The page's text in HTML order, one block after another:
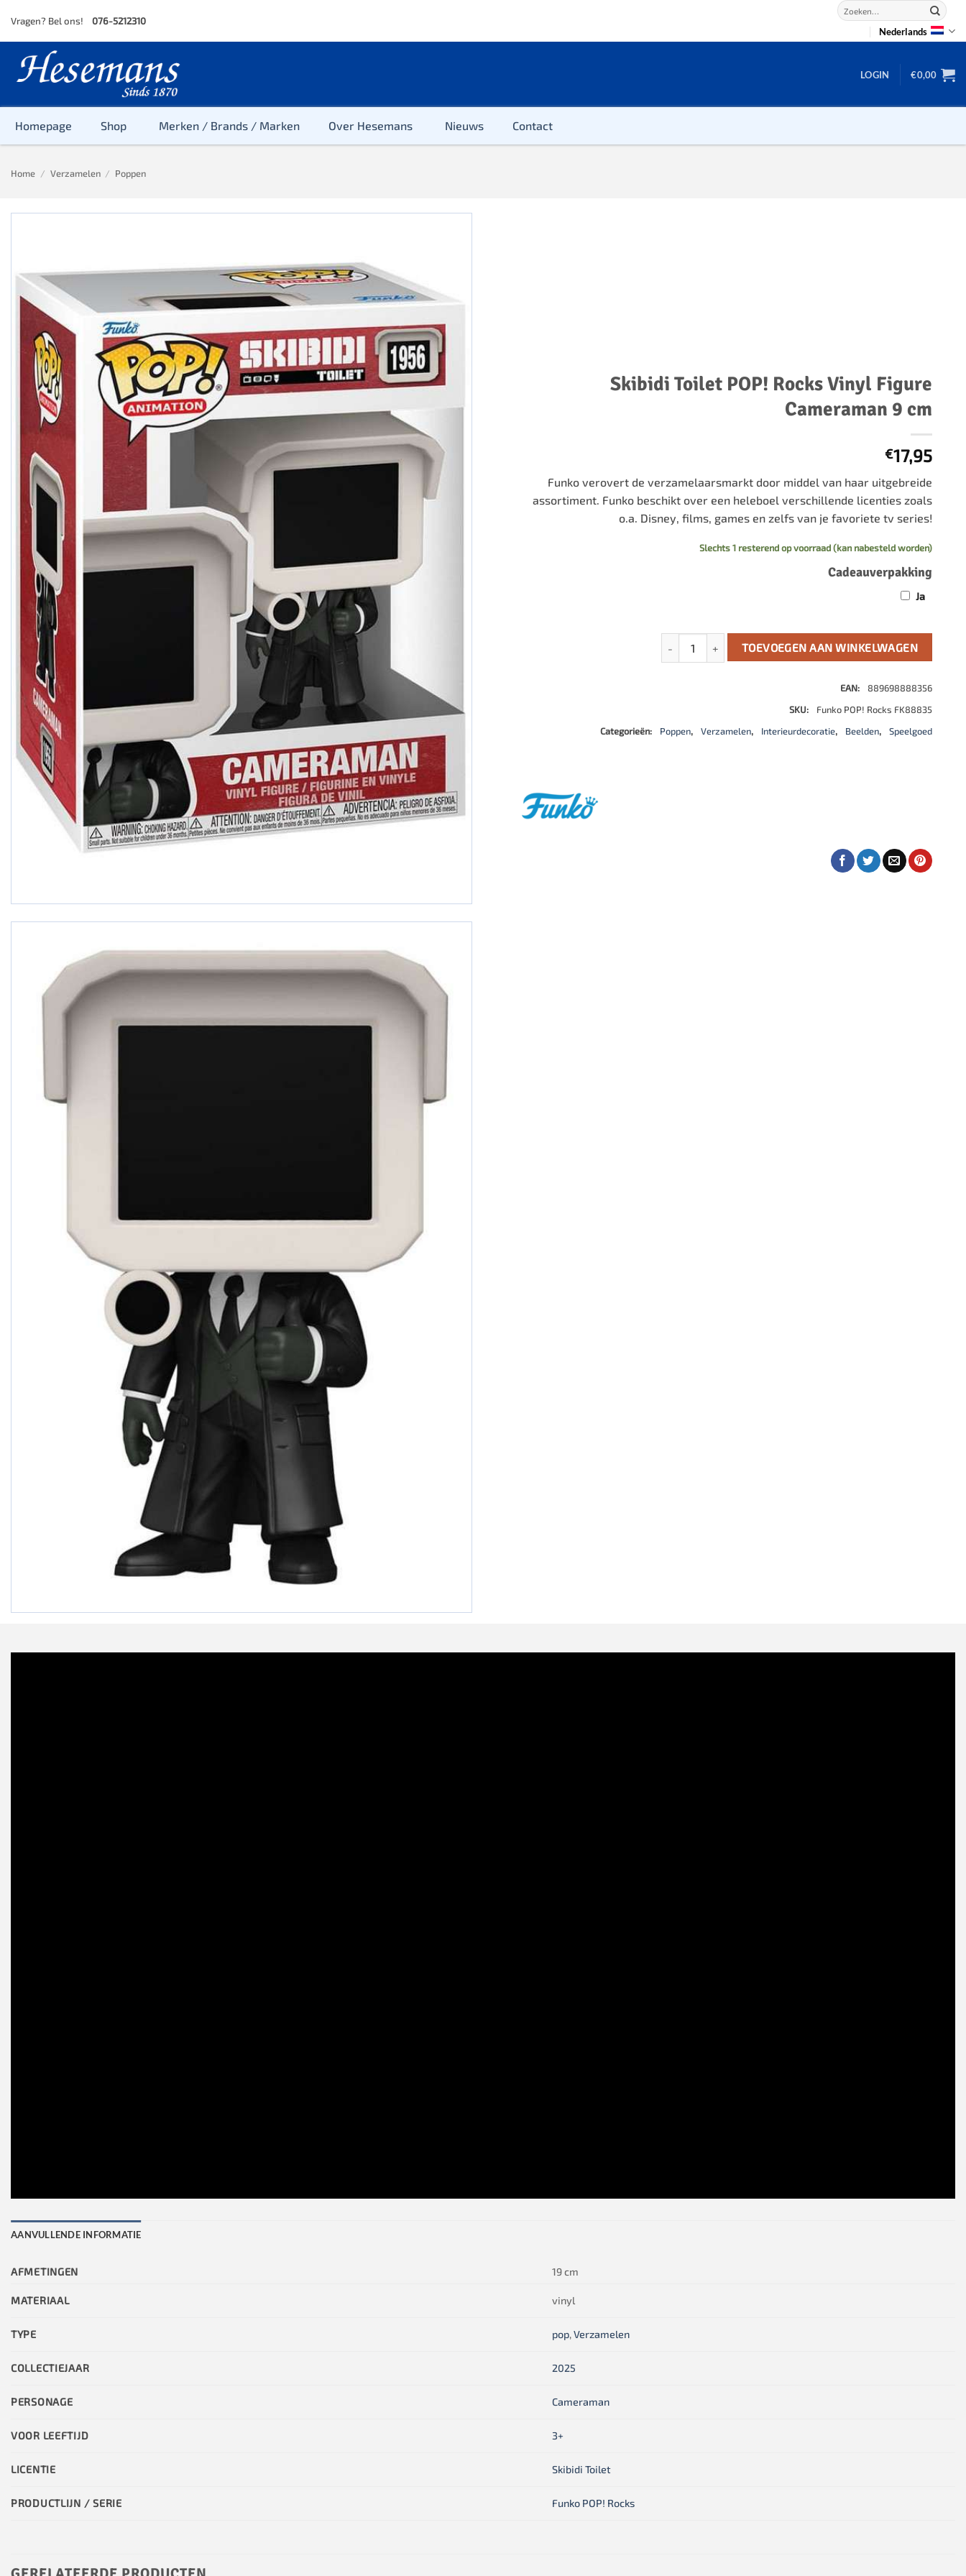
content
Vragen? Bel ons! 076-5212310
Zoeken
naar:
Nederlands
LOGIN €0,00
Homepage Shop
Baby & Peuter
Baby, Peuter & Kleuter
Peuter & Kleuter
759 stukjes
1000 stukjes
3000 stukjes
5000 stukjes
schaakklok
schaakset
schaakstukken
Merken / Brands / Marken Over Hesemans Nieuws Contact
Home / Verzamelen / Poppen
Skibidi Toilet POP! Rocks Vinyl Figure
Cameraman 9 cm
€17,95
Funko verovert de verzamelaarsmarkt door middel van haar uitgebreide
assortiment. Funko beschikt over een heleboel verschillende licenties zoals
o.a. Disney, films, games en zelfs van je favoriete tv series!
Slechts 1 resterend op voorraad (kan nabesteld worden)
Cadeauverpakking
Ja
Skibidi Toilet POP! Rocks Vinyl Figure Cameraman 9 cm aantal
TOEVOEGEN AAN WINKELWAGEN
EAN:
889698888356
SKU:
Funko POP! Rocks FK88835
Categorieën:
Poppen, Verzamelen, Interieurdecoratie, Beelden, Speelgoed
AANVULLENDE INFORMATIE
AFMETINGEN 19 cm
MATERIAAL vinyl
TYPE pop,Verzamelen
COLLECTIEJAAR 2025
PERSONAGE Cameraman
VOOR LEEFTIJD 3+
LICENTIE Skibidi Toilet
PRODUCTLIJN / SERIE Funko POP! Rocks